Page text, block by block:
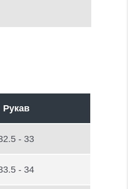
Рукав
- 33
- 34